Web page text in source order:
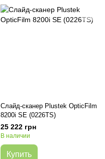
Слайд-сканер Plustek OpticFilm
8200i SE (0226TS)
25 222 грн
В наличии
Купить